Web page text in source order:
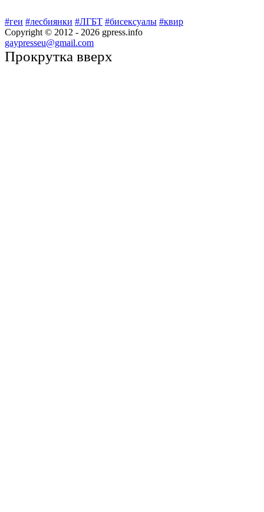
#геи #лесбиянки #ЛГБТ #бисексуалы #квир
Copyright © 2012 - 2026 gpress.info
gaypresseu@gmail.com
Прокрутка вверх